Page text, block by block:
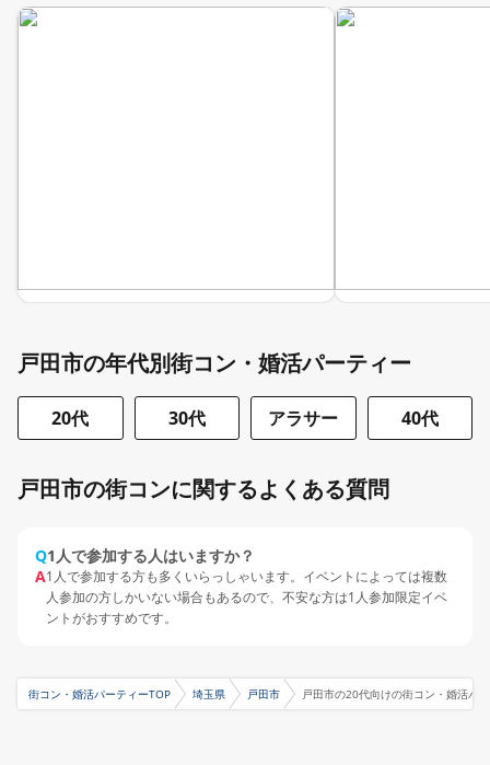
戸田市の年代別街コン・婚活パーティー
20代 30代 アラサー 40代
戸田市の街コンに関するよくある質問
Q1人で参加する人はいますか？
A1人で参加する方も多くいらっしゃいます。イベントによっては複数
人参加の方しかいない場合もあるので、不安な方は1人参加限定イベ
ントがおすすめです。
街コン・婚活パーティーTOP 埼玉県 戸田市 戸田市の20代向けの街コン・婚活パ